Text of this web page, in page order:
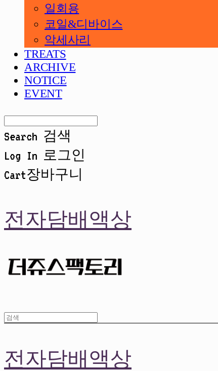
일회용
코일&디바이스
악세사리
TREATS
ARCHIVE
NOTICE
EVENT
Search 검색
Log In 로그인
Cart장바구니
전자담배액상
전자담배액상